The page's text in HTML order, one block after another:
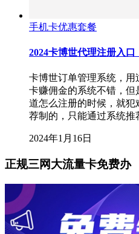
手机卡优惠套餐
2024卡博世代理注册入
卡博世订单管理系统，
卡赚佣金的系统不错，
道怎么注册的时候，就
荐制的，只能通过系统
2024年1月16日
正规三网大流量卡免费办